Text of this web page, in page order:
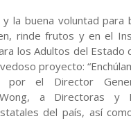
y la buena voluntad para
rinde frutos y en el
los Adultos del Estado
proyecto:
por el Director
Wong, a Directoras y
del país, así